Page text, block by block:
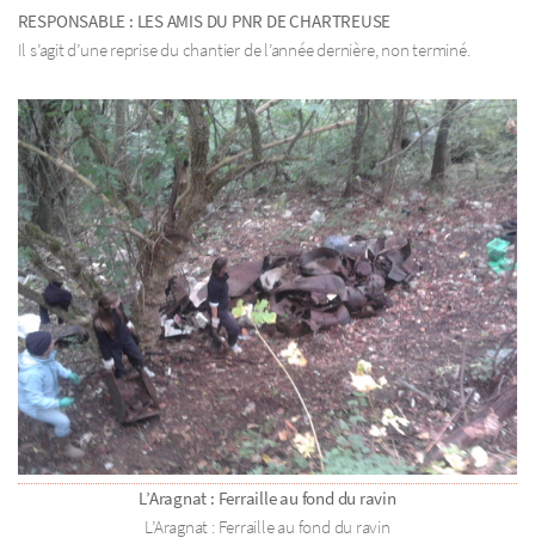
RESPONSABLE : LES AMIS DU PNR DE CHARTREUSE
Il s’agit d’une reprise du chantier de l’année dernière, non terminé.
L’Aragnat : Ferraille au fond du ravin
L’Aragnat : Ferraille au fond du ravin